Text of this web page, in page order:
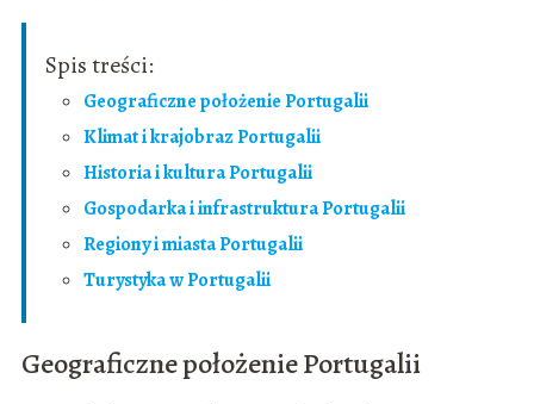
Spis treści:
Geograficzne położenie Portugalii
Klimat i krajobraz Portugalii
Historia i kultura Portugalii
Gospodarka i infrastruktura Portugalii
Regiony i miasta Portugalii
Turystyka w Portugalii
Geograficzne położenie Portugalii